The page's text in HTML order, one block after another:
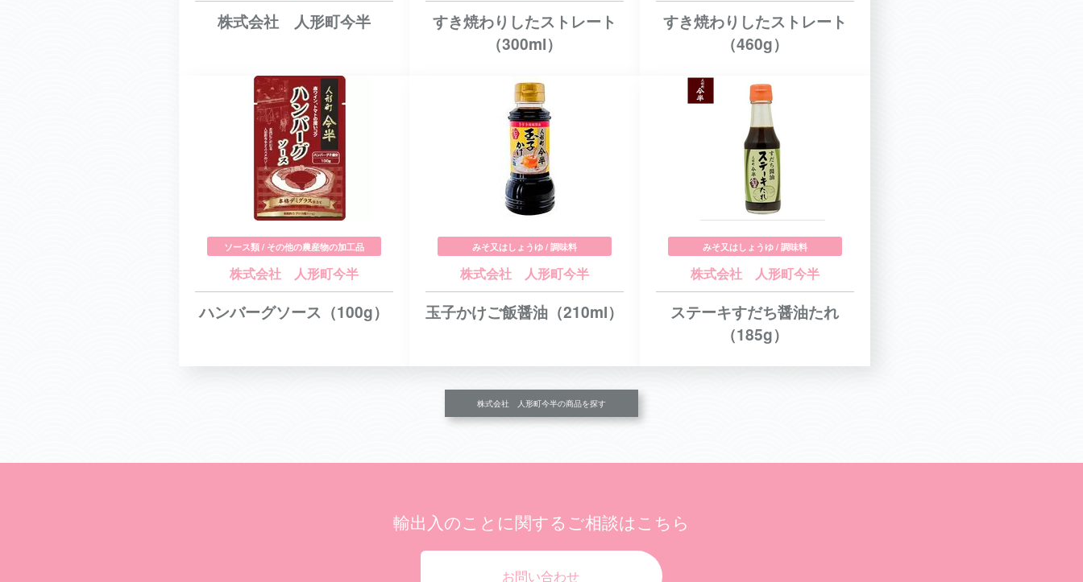
株式会社 人形町今半
すき焼わりしたストレート
（300ml）
すき焼わりしたストレート
（460g）
ソース類 / その他の農産物の加工品
株式会社 人形町今半
ハンバーグソース（100g）
みそ又はしょうゆ / 調味料
株式会社 人形町今半
玉子かけご飯醤油（210ml）
みそ又はしょうゆ / 調味料
株式会社 人形町今半
ステーキすだち醤油たれ
（185g）
株式会社 人形町今半の商品を探す
輸出入のことに関する ご相談はこちら
お問い合わせ